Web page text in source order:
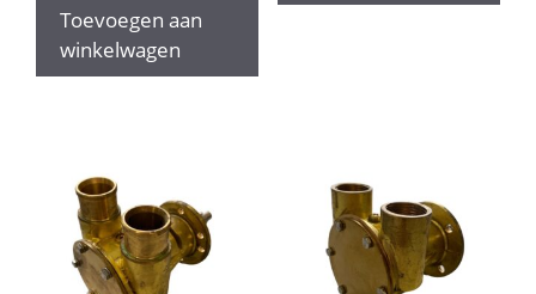
Toevoegen aan
winkelwagen